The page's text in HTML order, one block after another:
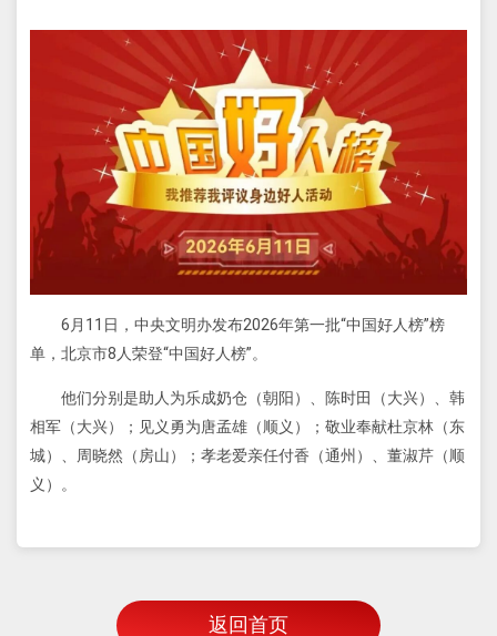
6月11日，中央文明办发布2026年第一批“中国好人榜”榜
单，北京市8人荣登“中国好人榜”。
他们分别是助人为乐成奶仓（朝阳）、陈时田（大兴）、韩
相军（大兴）；见义勇为唐孟雄（顺义）；敬业奉献杜京林（东
城）、周晓然（房山）；孝老爱亲任付香（通州）、董淑芹（顺
义）。
返回首页